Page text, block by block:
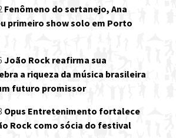
Fenômeno do sertanejo, Ana
primeiro show solo em Porto
João Rock reafirma sua
a riqueza da música brasileira
futuro promissor
Opus Entretenimento fortalece
Rock como sócia do festival